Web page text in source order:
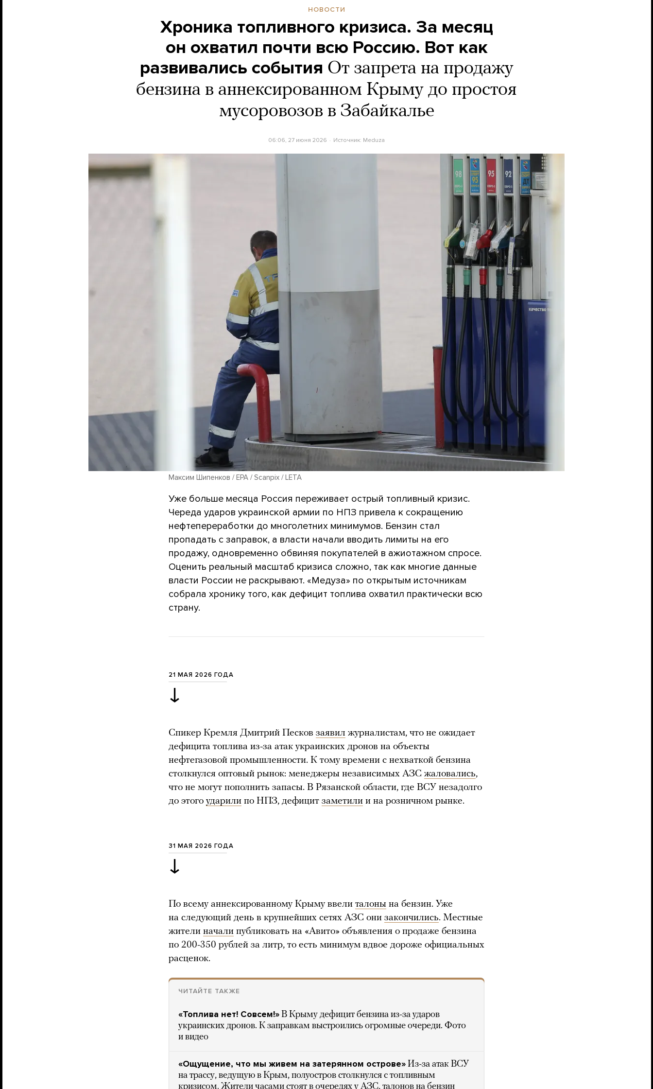
НОВОСТИ
Хроника топливного кризиса. За месяц
он охватил почти всю Россию. Вот как
развивались события От запрета на продажу
бензина в аннексированном Крыму до простоя
мусоровозов в Забайкалье
06:06, 27 июня 2026 Источник: Meduza
Максим Шипенков / EPA / Scanpix / LETA
Уже больше месяца Россия переживает острый топливный кризис.
Череда ударов украинской армии по НПЗ привела к сокращению
нефтепереработки до многолетних минимумов. Бензин стал
пропадать с заправок, а власти начали вводить лимиты на его
продажу, одновременно обвиняя покупателей в ажиотажном спросе.
Оценить реальный масштаб кризиса сложно, так как многие данные
власти России не раскрывают. «Медуза» по открытым источникам
собрала хронику того, как дефицит топлива охватил практически всю
страну.
21 МАЯ 2026 ГОДА
↓
Спикер Кремля Дмитрий Песков заявил журналистам, что не ожидает
дефицита топлива из-за атак украинских дронов на объекты
нефтегазовой промышленности. К тому времени с нехваткой бензина
столкнулся оптовый рынок: менеджеры независимых АЗС жаловались,
что не могут пополнить запасы. В Рязанской области, где ВСУ незадолго
до этого ударили по НПЗ, дефицит заметили и на розничном рынке.
31 МАЯ 2026 ГОДА
↓
По всему аннексированному Крыму ввели талоны на бензин. Уже
на следующий день в крупнейших сетях АЗС они закончились. Местные
жители начали публиковать на «Авито» объявления о продаже бензина
по 200-350 рублей за литр, то есть минимум вдвое дороже официальных
расценок.
ЧИТАЙТЕ ТАКЖЕ
«Топлива нет! Совсем!» В Крыму дефицит бензина из-за ударов
украинских дронов. К заправкам выстроились огромные очереди. Фото
и видео
«Ощущение, что мы живем на затерянном острове» Из-за атак ВСУ
на трассу, ведущую в Крым, полуостров столкнулся с топливным
кризисом. Жители часами стоят в очередях у АЗС, талонов на бензин